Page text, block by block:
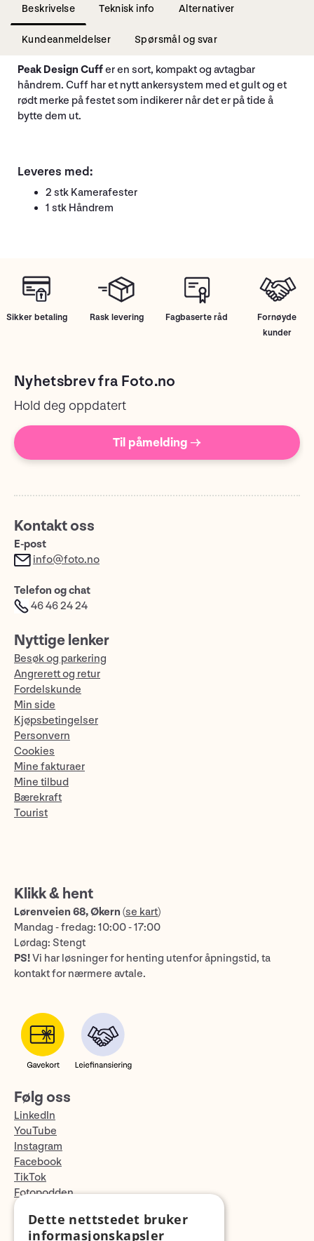
Beskrivelse Teknisk info Alternativer
Kundeanmeldelser Spørsmål og svar
Peak Design Cuffer en sort, kompakt og avtagbar
håndrem. Cuff har et nytt ankersystem med et gult og et
rødt merke på festet som indikerer når det er på tide å
bytte dem ut.
Leveres med:
2 stk Kamerafester
1 stk Håndrem
Sikker betaling Rask levering Fagbaserte råd
Fornøyde
kunder
Nyhetsbrev fra Foto.no
Hold deg oppdatert
Til påmelding →
Kontakt oss
E-post
info@foto.no
Telefon og chat
46 46 24 24
Nyttige lenker
Besøk og parkering
Angrerett og retur
Fordelskunde
Min side
Kjøpsbetingelser
Personvern
Cookies
Mine fakturaer
Mine tilbud
Bærekraft
Tourist
Klikk & hent
Lørenveien 68, Økern (se kart)
Mandag - fredag: 10:00 - 17:00
Lørdag: Stengt
PS!Vi har løsninger for henting utenfor åpningstid, ta
kontakt for nærmere avtale.
Følg oss
LinkedIn
YouTube
Instagram
Facebook
TikTok
Fotopodden
Med forbehold om skrive- og lagerfeil
Dette nettstedet bruker
informasjonskapsler